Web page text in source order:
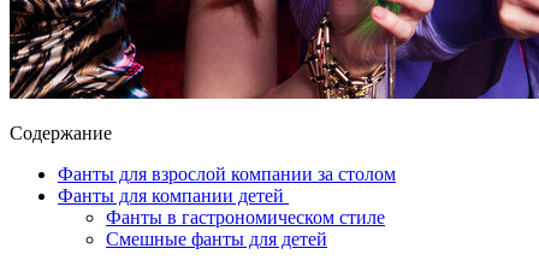
Содержание
Фанты для взрослой компании за столом
Фанты для компании детей
Фанты в гастрономическом стиле
Смешные фанты для детей